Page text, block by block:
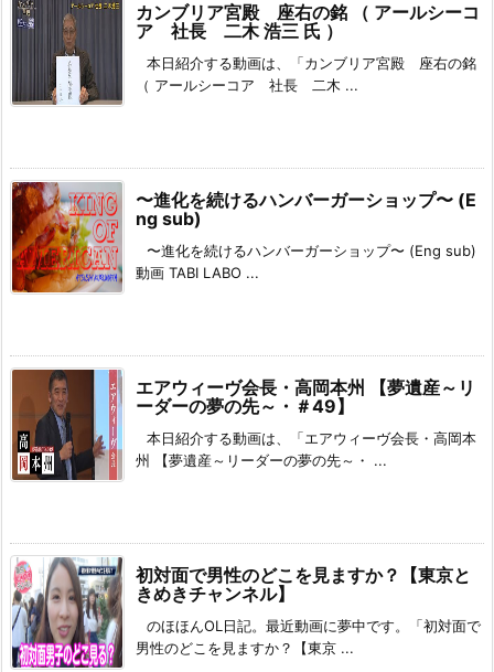
カンブリア宮殿 座右の銘 （ アールシーコ
ア 社長 二木 浩三 氏 ）
本日紹介する動画は、「カンブリア宮殿 座右の銘
（ アールシーコア 社長 二木 ...
〜進化を続けるハンバーガーショップ〜 (E
ng sub)
〜進化を続けるハンバーガーショップ〜 (Eng sub)
動画 TABI LABO ...
エアウィーヴ会長・高岡本州 【夢遺産～リ
ーダーの夢の先～・＃49】
本日紹介する動画は、「エアウィーヴ会長・高岡本
州 【夢遺産～リーダーの夢の先～・ ...
初対面で男性のどこを見ますか？【東京と
きめきチャンネル】
のほほんOL日記。最近動画に夢中です。「初対面で
男性のどこを見ますか？【東京 ...